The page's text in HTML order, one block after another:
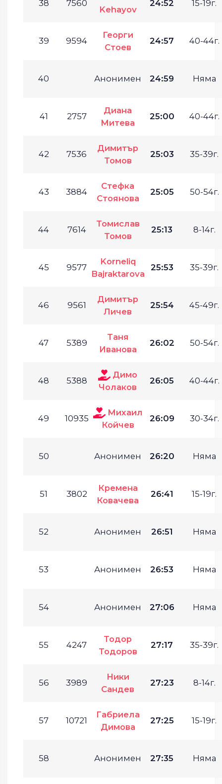
38 7560
Kehayov
24:52 15-19г.
39 9594
Георги
Стоев
24:57 40-44г.
40 Анонимен 24:59 Няма
41 2757
Диана
Митева
25:00 40-44г.
42 7536
Димитър
Томов
25:03 35-39г.
43 3884
Стефка
Стоянова
25:05 50-54г.
44 7614
Томислав
Томов
25:13 8-14г.
45 9577
Korneliq
Bajraktarova
25:53 35-39г.
46 9561
Димитър
Личев
25:54 45-49г.
47 5389
Таня
Иванова
26:02 50-54г.
48 5388
Димо
Чолаков
26:05 40-44г.
49 10935
Михаил
Койчев
26:09 30-34г.
50 Анонимен 26:20 Няма
51 3802
Кремена
Ковачева
26:41 15-19г.
52 Анонимен 26:51 Няма
53 Анонимен 26:53 Няма
54 Анонимен 27:06 Няма
55 4247
Тодор
Тодоров
27:17 35-39г.
56 3989
Ники
Сандев
27:23 8-14г.
57 10721
Габриела
Димова
27:25 15-19г.
58 Анонимен 27:35 Няма